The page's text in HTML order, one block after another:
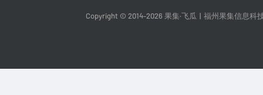
Copyright © 2014-2026 果集·飞瓜 福州果集信息科